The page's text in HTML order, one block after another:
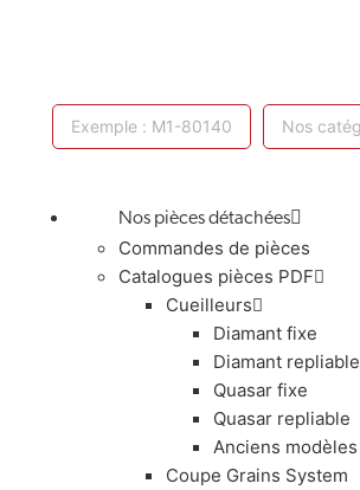
Nos pièces détachées
Commandes de pièces
Catalogues pièces PDF
Cueilleurs
Diamant fixe
Diamant repliable
Quasar fixe
Quasar repliable
Anciens modèles
Coupe Grains System